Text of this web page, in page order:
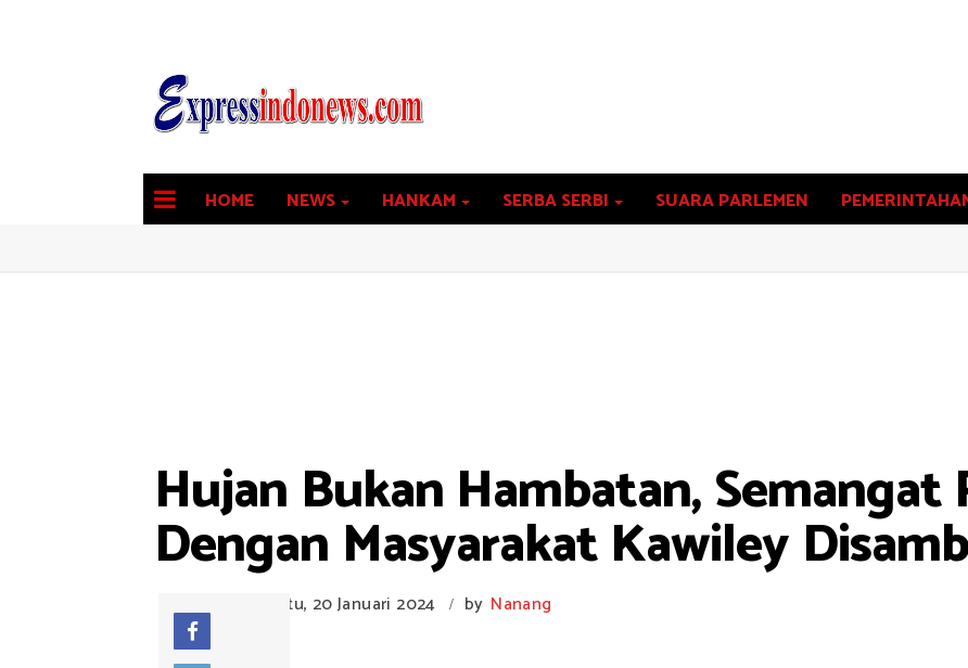
HOME NEWS HANKAM SERBA SERBI SUARA PARLEMEN
Hujan Bukan Hambatan, Semangat
Dengan Masyarakat Kawiley
Sabtu, 20 Januari 2024 / by Nanang